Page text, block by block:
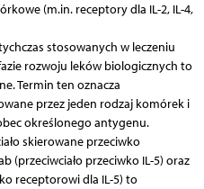
(m.in. receptory dla IL-2, IL-4,
stosowanych w leczeniu
rozwoju leków biologicznych to
Termin ten oznacza
przez jeden rodzaj komórek i
określonego antygenu.
skierowane przeciwko
(przeciwciało przeciwko IL-5) oraz
receptorowi dla IL-5) to